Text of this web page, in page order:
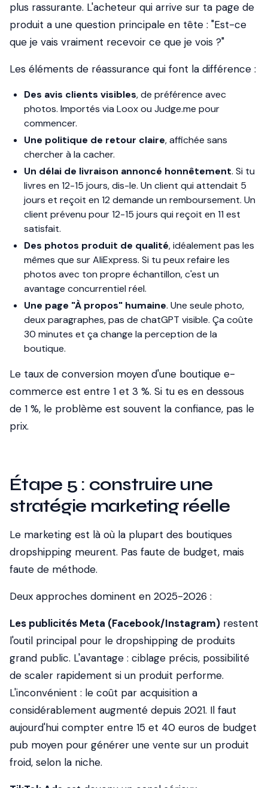
plus rassurante. L'acheteur qui arrive sur ta page de
produit a une question principale en tête : "Est-ce
que je vais vraiment recevoir ce que je vois ?"
Les éléments de réassurance qui font la différence :
Des avis clients visibles, de préférence avec
photos. Importés via Loox ou Judge.me pour
commencer.
Une politique de retour claire, affichée sans
chercher à la cacher.
Un délai de livraison annoncé honnêtement. Si tu
livres en 12-15 jours, dis-le. Un client qui attendait 5
jours et reçoit en 12 demande un remboursement. Un
client prévenu pour 12-15 jours qui reçoit en 11 est
satisfait.
Des photos produit de qualité, idéalement pas les
mêmes que sur AliExpress. Si tu peux refaire les
photos avec ton propre échantillon, c'est un
avantage concurrentiel réel.
Une page "À propos" humaine. Une seule photo,
deux paragraphes, pas de chatGPT visible. Ça coûte
30 minutes et ça change la perception de la
boutique.
Le taux de conversion moyen d'une boutique e-
commerce est entre 1 et 3 %. Si tu es en dessous
de 1 %, le problème est souvent la confiance, pas le
prix.
Étape 5 : construire une
stratégie marketing réelle
Le marketing est là où la plupart des boutiques
dropshipping meurent. Pas faute de budget, mais
faute de méthode.
Deux approches dominent en 2025-2026 :
Les publicités Meta (Facebook/Instagram) restent
l'outil principal pour le dropshipping de produits
grand public. L'avantage : ciblage précis, possibilité
de scaler rapidement si un produit performe.
L'inconvénient : le coût par acquisition a
considérablement augmenté depuis 2021. Il faut
aujourd'hui compter entre 15 et 40 euros de budget
pub moyen pour générer une vente sur un produit
froid, selon la niche.